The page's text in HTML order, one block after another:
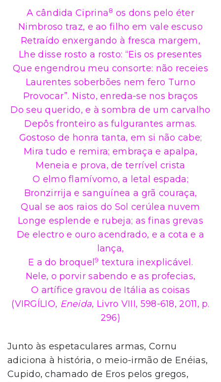
A cândida Ciprina8 os dons pelo éter
Nimbroso traz, e ao filho em vale escuso
Retraído enxergando à fresca margem,
Lhe disse rosto a rosto: “Eis os presentes
Que engendrou meu consorte: não receies
Laurentes soberbões nem fero Turno
Provocar”. Nisto, enreda-se nos braços
Do seu querido, e à sombra de um carvalho
Depôs fronteiro as fulgurantes armas.
Gostoso de honra tanta, em si não cabe;
Mira tudo e remira; embraça e apalpa,
Meneia e prova, de terrível crista
O elmo flamívomo, a letal espada;
Bronzirrija e sanguínea a grã couraça,
Qual se aos raios do Sol cerúlea nuvem
Longe esplende e rubeja; as finas grevas
De electro e ouro acendrado, e a cota e a
lança,
E a do broquel9 textura inexplicável.
Nele, o porvir sabendo e as profecias,
O artífice gravou de Itália as coisas
(VIRGÍLIO, Eneida, Livro VIII, 598-618, 2011, p.
296)
Junto às espetaculares armas, Cornu
adiciona à história, o meio-irmão de Enéias,
Cupido, chamado de Eros pelos gregos,